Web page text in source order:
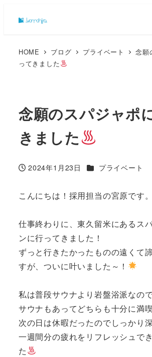
HOME ブログ プライベート
念願
ってきました
念願のスパジャポ
きました
投稿日
2024年1月23日 カテゴリー
プライベート
こんにちは！採用担当の宮原です。
仕事終わりに、東久留米にあるス
ンに行ってきました！
ずっと行きたかったものの遠くて
すが、ついに叶いました～！
私は普段サウナより岩盤浴派なの
サウナもあってどちらも十分に満
次の日は休暇だったのでしっかり
一週間分の疲れをリフレッシュで
た